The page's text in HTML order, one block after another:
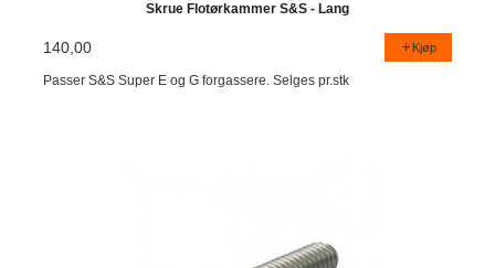
Skrue Flotørkammer S&S - Lang
140,00 Kjøp
Passer S&S Super E og G forgassere. Selges pr.stk